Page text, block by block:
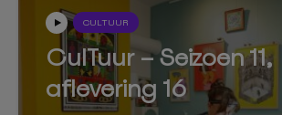
CULTUUR
CulTuur – Seizoen 11,
aflevering 16